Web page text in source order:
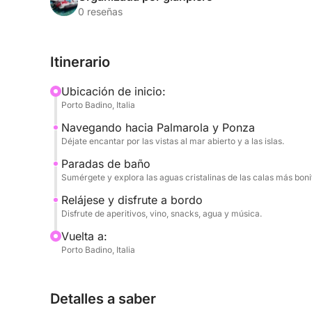
espectaculares costas. Explorará las calas más
bahías encantadoras.
A lo largo del día, se planificarán numerosas
atractivas, permitiéndole bucear, nadar y
A bordo, cada detalle está diseñado para su
un delicioso aperitivo y abundante agua. Podrás
de un delicioso refrigerio. Para acompañar tu
escuchar tu música favorita.
0 reseñas
Itinerario
Ubicación de inicio:
Porto Badino, Italia
Navegando hacia Palmarola y Ponza
Déjate encantar por las vistas al mar abierto y a las islas.
Paradas de baño
Sumérgete y explora las aguas cristalinas de las calas más
Relájese y disfrute a bordo
Disfrute de aperitivos, vino, snacks, agua y música.
Vuelta a:
Porto Badino, Italia
Detalles a saber